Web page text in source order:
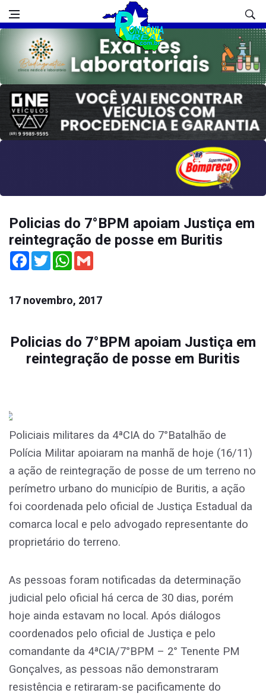
Policias do 7°BPM apoiam Justiça em
reintegração de posse em Buritis
Facebook
TwitterWhatsApp
17 novembro, 2017
Policias do 7°BPM apoiam Justiça em
reintegração de posse em Buritis
Policiais militares da 4ªCIA do 7°Batalhão de
Polícia Militar apoiaram na manhã de hoje (16/11)
a ação de reintegração de posse de um terreno no
perímetro urbano do município de Buritis, a ação
foi coordenada pelo oficial de Justiça Estadual da
comarca local e pelo advogado representante do
proprietário do terreno.
As pessoas foram notificadas da determinação
judicial pelo oficial há cerca de 30 dias, porém
hoje ainda estavam no local. Após diálogos
coordenados pelo oficial de Justiça e pelo
comandante da 4ªCIA/7°BPM – 2° Tenente PM
Gonçalves, as pessoas não demonstraram
resistência e retiraram-se pacificamente do